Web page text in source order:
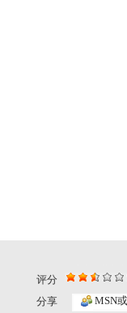
评分
分享
MSN